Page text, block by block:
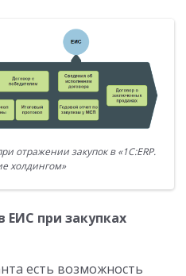
отражении закупок в «1С:ERP.
холдингом»
ЕИС при закупках
есть возможность